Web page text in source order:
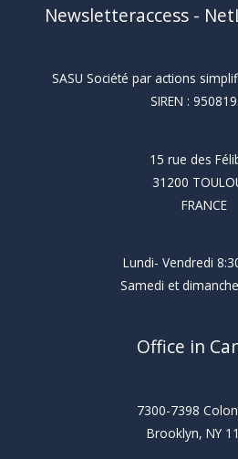
Newsletteraccess -
SASU Société par actions
SIREN :
15 rue des
31200
FRANCE
Lundi- Vendredi
Samedi et dimanche
Office in
7300-7398
Brooklyn, NY